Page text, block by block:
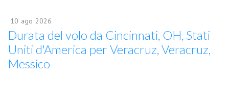
10 ago 2026
Durata del volo da Cincinnati, OH, Stati
Uniti d'America per Veracruz, Veracruz,
Messico